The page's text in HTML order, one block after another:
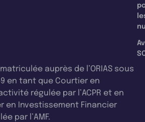
auprès de l’ORIAS sous
en tant que Courtier en
régulée par l’ACPR et en
en Investissement Financier
par l’AMF.